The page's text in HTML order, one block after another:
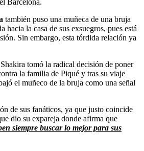
Barcelona.
también puso una muñeca de una bruja
hacia la casa de sus exsuegros, pues está
Sin embargo, esta tórdida relación ya
tomó la radical decisión de poner
la familia de Piqué y tras su viaje
el muñeco de la bruja como una señal
de sus fanáticos, ya que justo coincide
dio su expareja donde afirma que
siempre buscar lo mejor para sus